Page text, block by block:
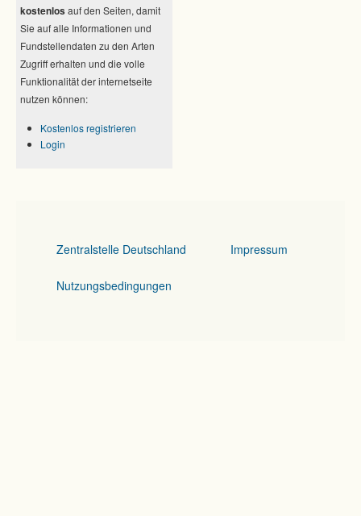
kostenlos auf den Seiten, damit
Sie auf alle Informationen und
Fundstellendaten zu den Arten
Zugriff erhalten und die volle
Funktionalität der internetseite
nutzen können:
Kostenlos registrieren
Login
Zentralstelle Deutschland Impressum
Nutzungsbedingungen